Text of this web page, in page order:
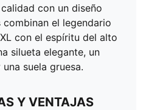
con un diseño
el legendario
con el espíritu del alto
silueta elegante, un
suela gruesa.
Y VENTAJAS